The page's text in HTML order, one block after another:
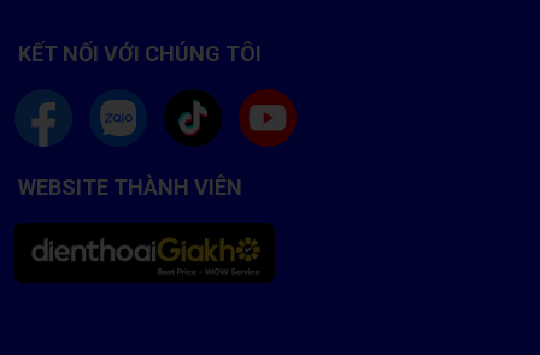
KẾT NỐI VỚI CHÚNG TÔI
WEBSITE THÀNH VIÊN